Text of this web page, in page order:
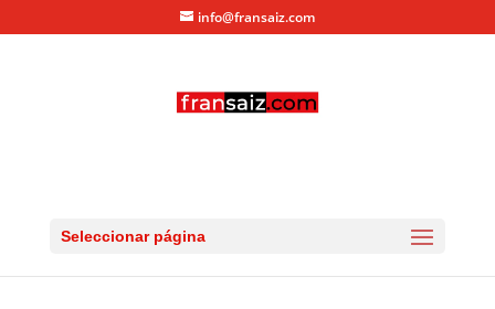
info@fransaiz.com
Seleccionar página